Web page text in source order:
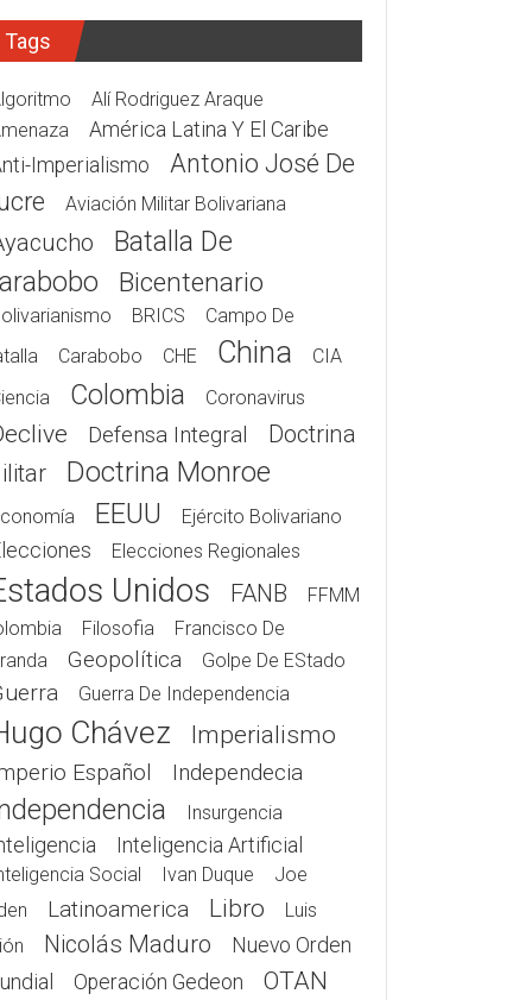
Tags
Alí Rodriguez Araque
América Latina Y El Caribe
Imperialismo
Antonio José De
Aviación Militar Bolivariana
Batalla De
Bicentenario
BRICS
Campo De
Carabobo CHE China
CIA
Colombia Coronavirus
Defensa Integral
Doctrina
Doctrina Monroe
EEUU Ejército Bolivariano
Elecciones Regionales
Unidos FANB
FFMM
Filosofia
Francisco De
Geopolítica Golpe De EStado
Guerra De Independencia
Chávez Imperialismo
Español Independecia
Insurgencia
Inteligencia Artificial
Social Ivan Duque
Joe
Latinoamerica Libro
Luis
Nicolás Maduro
Nuevo Orden
Operación Gedeon OTAN